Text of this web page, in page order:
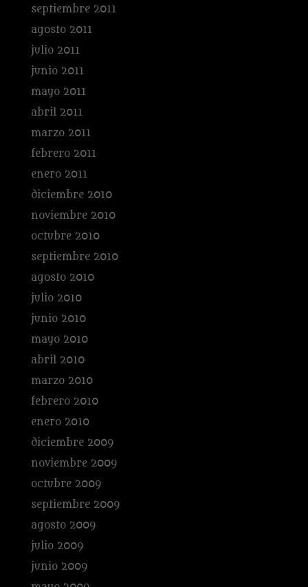
septiembre 2011
agosto 2011
julio 2011
junio 2011
mayo 2011
abril 2011
marzo 2011
febrero 2011
enero 2011
diciembre 2010
noviembre 2010
octubre 2010
septiembre 2010
agosto 2010
julio 2010
junio 2010
mayo 2010
abril 2010
marzo 2010
febrero 2010
enero 2010
diciembre 2009
noviembre 2009
octubre 2009
septiembre 2009
agosto 2009
julio 2009
junio 2009